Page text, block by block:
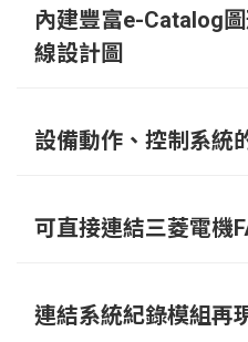
內建豐富e-Catalog
線設計圖
設備動作、控制系統
可直接連結三菱電機
連結系統紀錄模組再